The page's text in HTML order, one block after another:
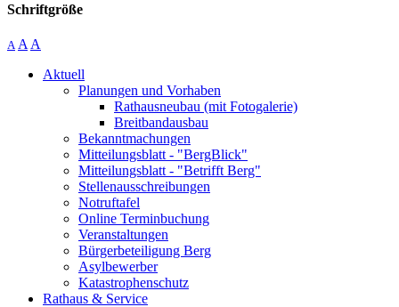
Schriftgröße
A A A
Aktuell
Planungen und Vorhaben
Rathausneubau (mit Fotogalerie)
Breitbandausbau
Bekanntmachungen
Mitteilungsblatt - "BergBlick"
Mitteilungsblatt - "Betrifft Berg"
Stellenausschreibungen
Notruftafel
Online Terminbuchung
Veranstaltungen
Bürgerbeteiligung Berg
Asylbewerber
Katastrophenschutz
Rathaus & Service